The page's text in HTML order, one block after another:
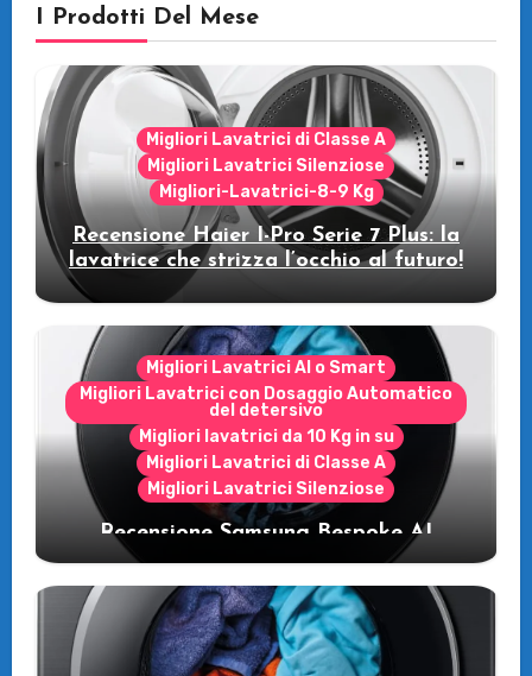
I Prodotti Del Mese
Migliori Lavatrici di Classe A
Migliori Lavatrici Silenziose
Migliori-Lavatrici-8-9 Kg
Recensione Haier I-Pro Serie 7 Plus: la
lavatrice che strizza l’occhio al futuro!
Migliori Lavatrici AI o Smart
Migliori Lavatrici con Dosaggio Automatico
del detersivo
Migliori lavatrici da 10 Kg in su
Migliori Lavatrici di Classe A
Migliori Lavatrici Silenziose
Recensione Samsung Bespoke AI
WW11DB7B94GE/U3: la lavatrice
intelligente che fa risparmiare